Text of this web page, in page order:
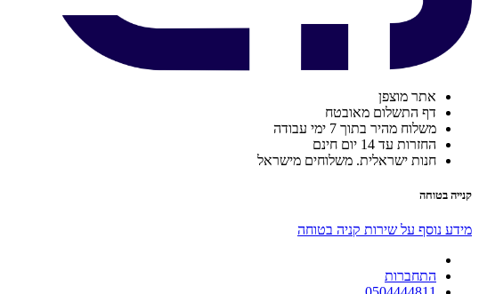
אתר מוצפן
דף התשלום מאובטח
משלוח מהיר בתוך 7 ימי עבודה
החזרות עד 14 יום חינם
חנות ישראלית. משלוחים מישראל
קנייה בטוחה
מידע נוסף על שירות קניה בטוחה
התחברות